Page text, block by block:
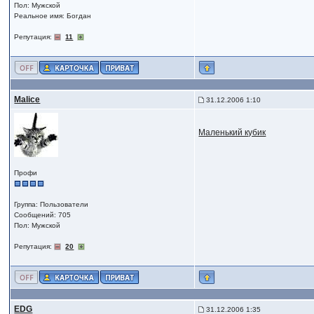
Пол: Мужской
Реальное имя: Богдан
Репутация: 11
Malice 31.12.2006 1:10
Профи
Группа: Пользователи
Сообщений: 705
Пол: Мужской
Репутация: 20
Маленький кубик
EDG 31.12.2006 1:35